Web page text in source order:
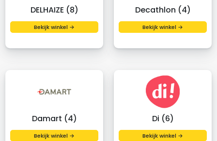
DELHAIZE (8)
Bekijk winkel →
Decathlon (4)
Bekijk winkel →
Damart (4)
Bekijk winkel →
Di (6)
Bekijk winkel →